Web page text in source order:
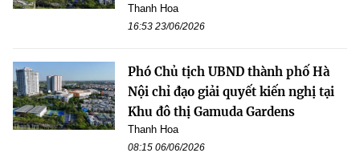
Thanh Hoa
16:53 23/06/2026
Phó Chủ tịch UBND thành phố Hà
Nội chỉ đạo giải quyết kiến nghị tại
Khu đô thị Gamuda Gardens
Thanh Hoa
08:15 06/06/2026